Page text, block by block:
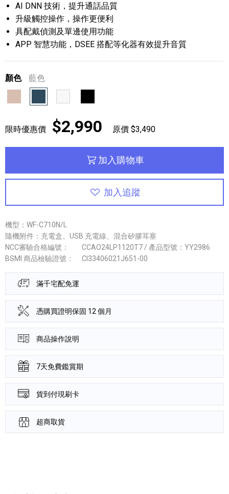
AI DNN 技術，提升通話品質
升級觸控操作，操作更便利
具配戴偵測及單邊使用功能
APP 智慧功能，DSEE 搭配等化器有效提升音質
顏色 藍色
限時優惠價 $2,990 原價 $3,490
加入購物車
加入追蹤
機型：WF-C710N/L
隨機附件：充電盒、USB 充電線、混合矽膠耳塞
NCC審驗合格編號：
CCAO24LP1120T7 / 產品型號：YY2986
BSMI 商品檢驗證號：
CI33406021J651-00
滿千宅配免運
憑購買證明保固 12 個月
商品操作說明
7天免費鑑賞期
貨到付現刷卡
超商取貨